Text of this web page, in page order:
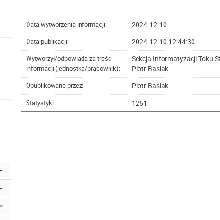
Data wytworzenia informacji: 2024-12-10
Data publikacji: 2024-12-10 12:44:30
Wytworzył/odpowiada za treść
informacji (jednostka/pracownik):
Sekcja Informatyzacji Toku
Piotr Basiak
Opublikowane przez: Piotr Basiak
Statystyki: 1251